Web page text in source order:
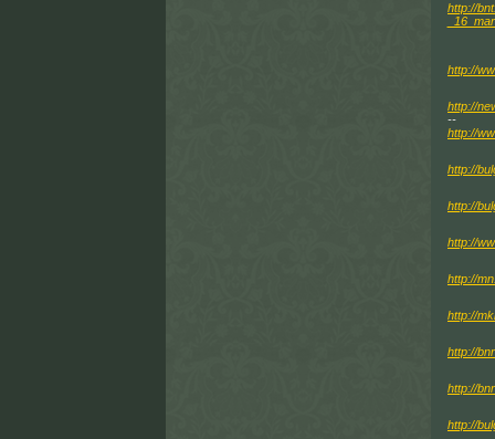
http://
http://
http://
--
http://
http://
http://
http://
http://
http://
http://
http://
http://